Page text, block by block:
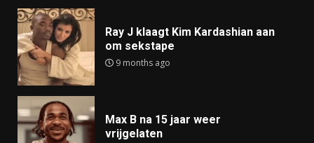
Ray J klaagt Kim Kardashian aan
om sekstape
9 months ago
Max B na 15 jaar weer
vrijgelaten